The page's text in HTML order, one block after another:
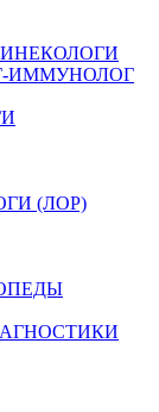
ИММУНОЛОГ
(ЛОР)